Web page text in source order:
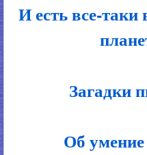
И есть все-таки
Загадки
Об